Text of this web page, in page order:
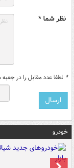
نظر شما *
* لطفا عدد مقابل را در جعبه
خودرو